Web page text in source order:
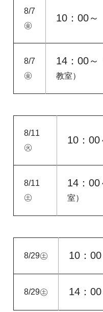
8/7
㊎
10：00～
8/7
㊎
14：00～
教室）
8/11
㊋
10：00
8/11
㊏
14：00
室）
8/29㊏ 10：00
8/29㊏ 14：00